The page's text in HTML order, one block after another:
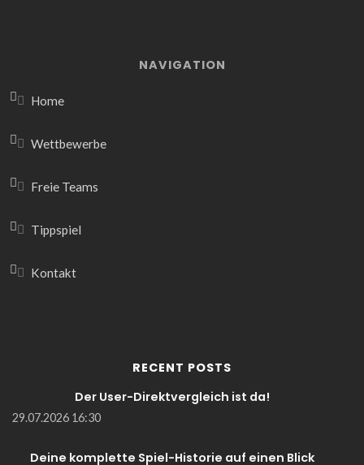
NAVIGATION
Home
Wettbewerbe
Freie Teams
Tippspiel
Kontakt
RECENT POSTS
Der User-Direktvergleich ist da!
29.07.2026 16:30
Deine komplette Spiel-Historie auf einen Blick